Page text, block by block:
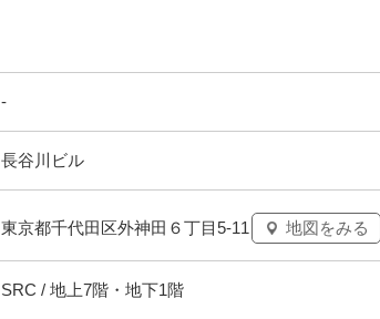
-
長谷川ビル
東京都千代田区外神田６丁目5-11 地図をみる
SRC / 地上7階・地下1階